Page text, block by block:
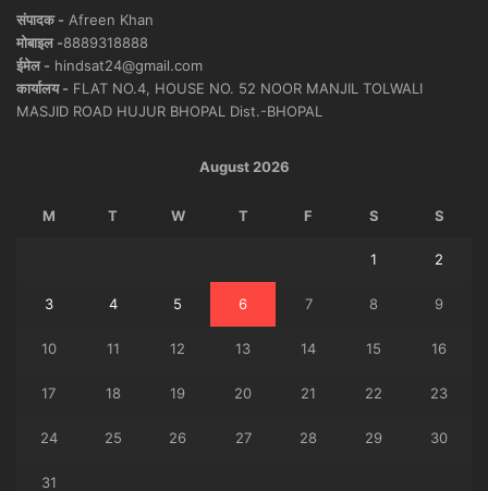
संपादक - Afreen Khan
मोबाइल -8889318888
ईमेल - hindsat24@gmail.com
कार्यालय - FLAT NO.4, HOUSE NO. 52 NOOR MANJIL TOLWALI
MASJID ROAD HUJUR BHOPAL Dist.-BHOPAL
August 2026
M T W T F S S
1 2
3 4 5 6 7 8 9
10 11 12 13 14 15 16
17 18 19 20 21 22 23
24 25 26 27 28 29 30
31